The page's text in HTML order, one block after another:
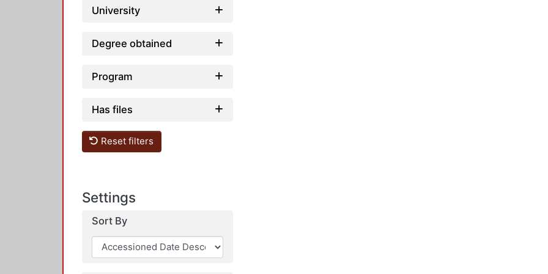
University
Degree obtained
Program
Has files
Reset filters
Settings
Sort By